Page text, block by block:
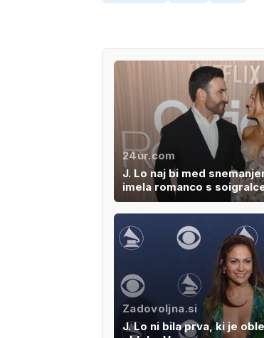
24ur.com
J. Lo naj bi med
imela romanco s
Zadovoljna.si
J. Lo ni bila prva, ki je